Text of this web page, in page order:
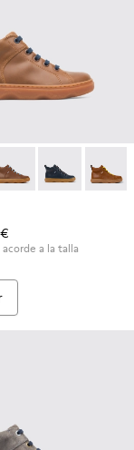
002 -
- K900189-028
Kiddo -Kiddo
a la talla